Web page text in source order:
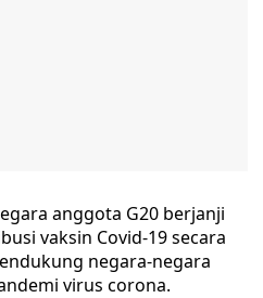
anggota G20 berjanji
vaksin Covid-19 secara
negara-negara
virus corona.